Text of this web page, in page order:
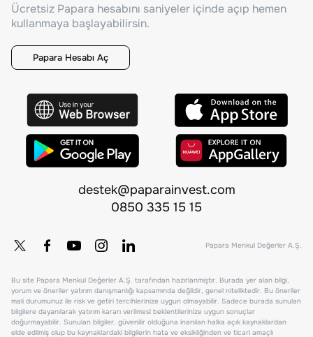
Ücretsiz Papara hesabını saniyeler içinde açıp hemen
kullanmaya başlayabilirsin.
Papara Hesabı Aç
destek@paparainvest.com
0850 335 15 15
Papara Menkul Değerler A.Ş.
Bu site Papara Menkul Değerler A.Ş. tarafından hazırlanmıştır. Burada yer alan bilgi,
yorum ve öneriler yatırım danışmanlığı kapsamında değildir, genel niteliktedir. Bu öneriler
mali durumunuz ile risk ve getiri tercihlerinize uygun olmayabilir. Sadece burada sunulan
bilgilere dayanılarak yatırım kararı verilmesi beklentilerinize uygun sonuçlar
doğurmayabilir. Sunulan bilgiler, güvenilir olduğuna inanılan halka açık kaynaklardan
elde edilmiş olup bu kaynaklardaki bilgilerin hata ve eksikliğinden ve ticari amaçlı